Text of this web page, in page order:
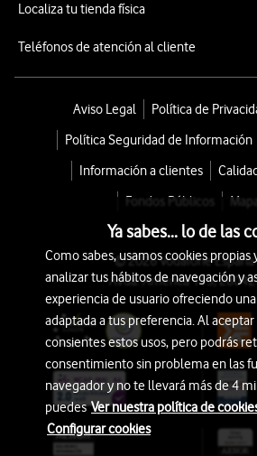
Localiza tu tienda física
Teléfonos de atención al cliente
Aviso Legal
Política de
Política Seguridad de Información
Información a clientes
Fondos Públicos
© 2026 Vodafone España
Avda. América 115,
Ya sabes... lo de las
Como sabes, usamos cookies propias
analizar tus hábitos de navegación y
experiencia de usuario ofreciendo
adaptada a tus preferencia. Al
consientes estos usos, pero podrás
consentimiento sin problema en las
navegador y no te llevará más de 4
puedesVer nuestra política de
Configurar cookies